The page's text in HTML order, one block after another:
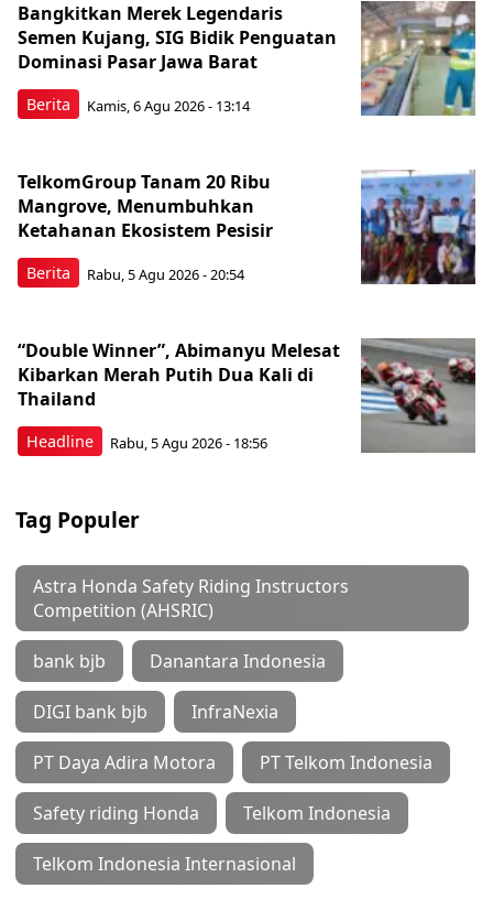
Berita
Bangkitkan Merek Legendaris
Semen Kujang, SIG Bidik Penguatan
Dominasi Pasar Jawa Barat
Kamis, 6 Agu 2026 - 13:14
Berita
TelkomGroup Tanam 20 Ribu
Mangrove, Menumbuhkan
Ketahanan Ekosistem Pesisir
Rabu, 5 Agu 2026 - 20:54
Headline
“Double Winner”, Abimanyu Melesat
Kibarkan Merah Putih Dua Kali di
Thailand
Rabu, 5 Agu 2026 - 18:56
Tag Populer
Astra Honda Safety Riding Instructors
Competition (AHSRIC)
bank bjb Danantara Indonesia
DIGI bank bjb InfraNexia
PT Daya Adira Motora PT Telkom Indonesia
Safety riding Honda Telkom Indonesia
Telkom Indonesia Internasional